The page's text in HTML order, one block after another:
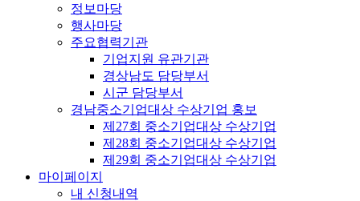
정보마당
행사마당
주요협력기관
기업지원 유관기관
경상남도 담당부서
시군 담당부서
경남중소기업대상 수상기업 홍보
제27회 중소기업대상 수상기업
제28회 중소기업대상 수상기업
제29회 중소기업대상 수상기업
마이페이지
내 신청내역